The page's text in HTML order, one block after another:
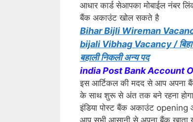
आधार कार्ड सेआपका मोबाईल नंबर
बैंक अकाउंट खोल सकते है
Bihar Bijli Wireman
bijali Vibhag Vacancy / बिहार
बहाली निकली अन्य पद
india Post Bank Account
इस आर्टिकल की मदद से आप अपना
के साथ शुरू से अंत तक बने रहना
इंडिया पोस्ट बैंक अकाउंट opening